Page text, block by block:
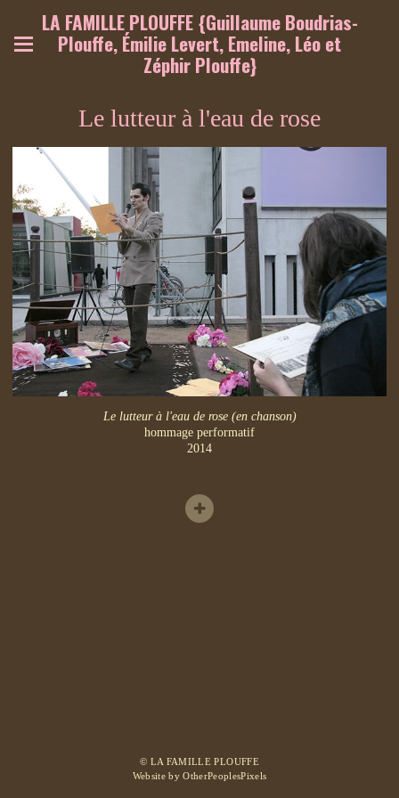
LA FAMILLE PLOUFFE {Guillaume Boudrias-
Plouffe, Émilie Levert, Emeline, Léo et
Zéphir Plouffe}
Le lutteur à l'eau de rose
Le lutteur à l'eau de rose (en chanson)
hommage performatif
2014
© LA FAMILLE PLOUFFE
Website by OtherPeoplesPixels